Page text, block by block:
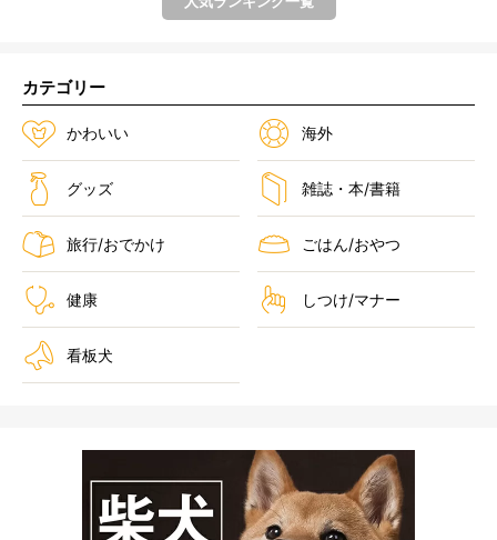
カテゴリー
かわいい 海外
グッズ 雑誌・本/書籍
旅行/おでかけ ごはん/おやつ
健康 しつけ/マナー
看板犬